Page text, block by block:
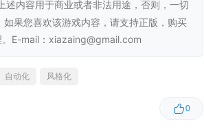
内容用于商业或者非法用途，否则，一切
果您喜欢该游戏内容，请支持正版，购买
E-mail：xiazaing@gmail.com
0
自动化 风格化